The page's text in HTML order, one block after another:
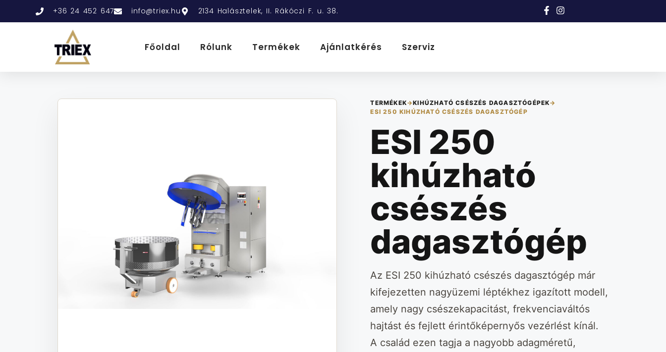
+36 24 452 647 info@triex.hu 2134 Halásztelek, II. Rákóczi F. u. 38.
Főoldal Rólunk Termékek Ajánlatkérés Szerviz
TERMÉKEK→KIHÚZHATÓ CSÉSZÉS DAGASZTÓGÉPEK→
ESI 250 KIHÚZHATÓ CSÉSZÉS DAGASZTÓGÉP
ESI 250
kihúzható
csészés
dagasztógép
Az ESI 250 kihúzható csészés dagasztógép már
kifejezetten nagyüzemi léptékhez igazított modell,
amely nagy csészekapacitást, frekvenciaváltós
hajtást és fejlett érintőképernyős vezérlést kínál.
A család ezen tagja a nagyobb adagméretű,